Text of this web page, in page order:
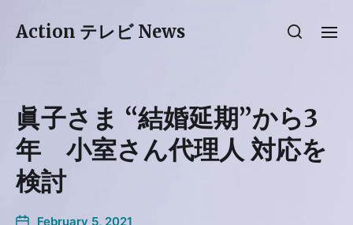
Action テレビ News
眞子さま “結婚延期”から3
年 小室さん代理人 対応を
検討
February 5, 2021